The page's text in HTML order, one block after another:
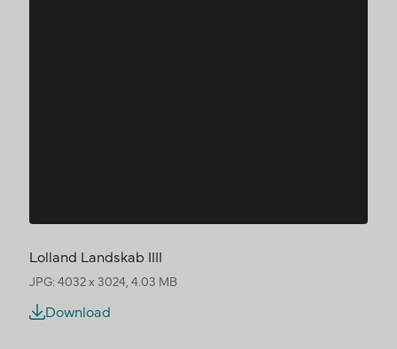
Lolland Landskab IIII
JPG: 4032 x 3024, 4.03 MB
Download